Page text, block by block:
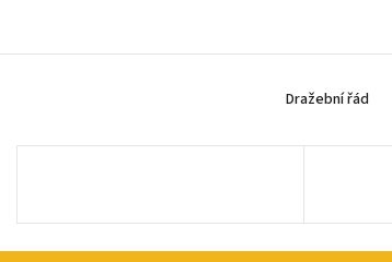
Dražební řád